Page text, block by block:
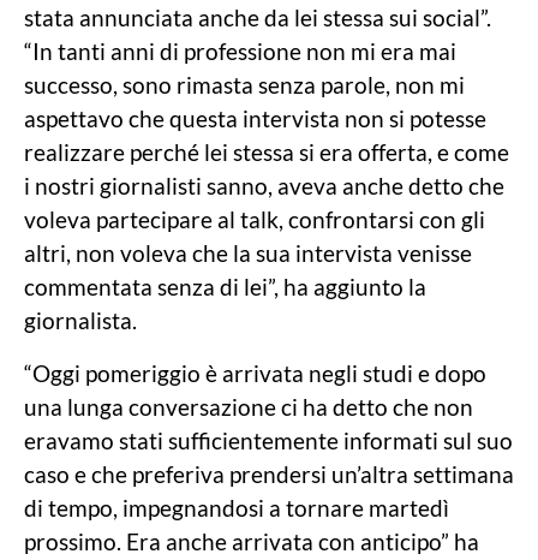
stata annunciata anche da lei stessa sui social”.
“In tanti anni di professione non mi era mai
successo, sono rimasta senza parole, non mi
aspettavo che questa intervista non si potesse
realizzare perché lei stessa si era offerta, e come
i nostri giornalisti sanno, aveva anche detto che
voleva partecipare al talk, confrontarsi con gli
altri, non voleva che la sua intervista venisse
commentata senza di lei”, ha aggiunto la
giornalista.
“Oggi pomeriggio è arrivata negli studi e dopo
una lunga conversazione ci ha detto che non
eravamo stati sufficientemente informati sul suo
caso e che preferiva prendersi un’altra settimana
di tempo, impegnandosi a tornare martedì
prossimo. Era anche arrivata con anticipo” ha